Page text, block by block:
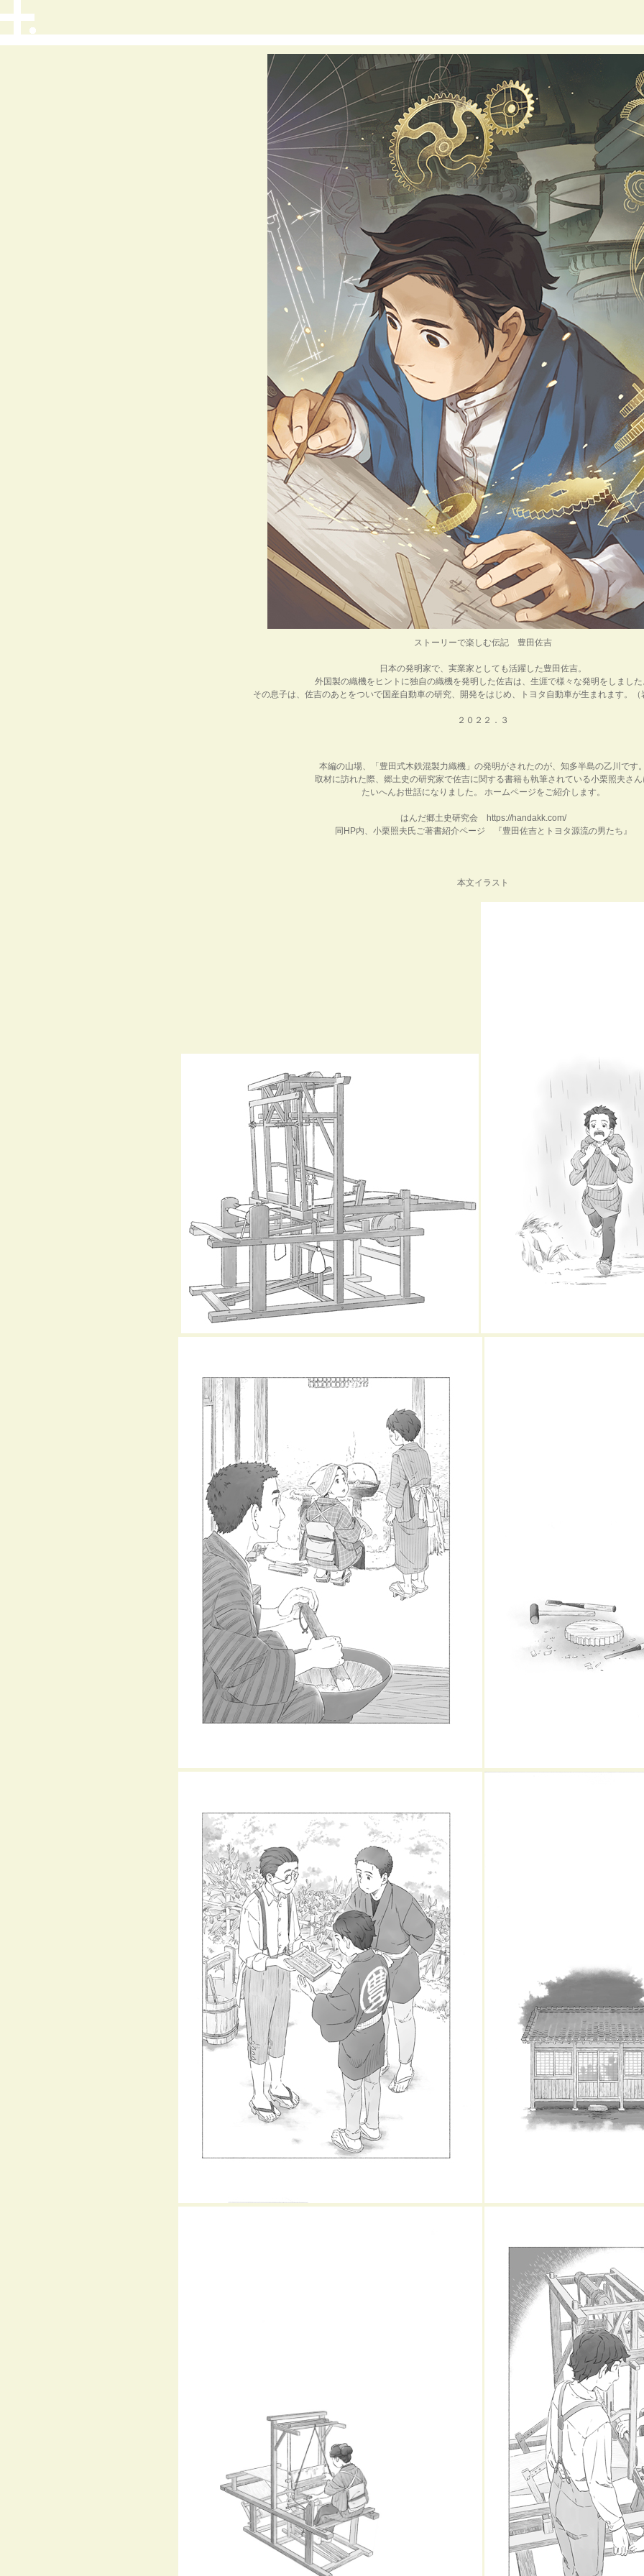
ストーリーで楽しむ伝記 豊田佐吉
日本の発明家で、実業家としても活躍した豊田佐吉。
外国製の織機をヒントに独自の織機を発明した佐吉は、生涯で様々な発明をしました
その息子は、佐吉のあとをついで国産自動車の研究、開発をはじめ、トヨタ自動車が生まれます。（
２０２２．３
本編の山場、「豊田式木鉄混製力織機」の発明がされたのが、知多半島の乙川です。
取材に訪れた際、郷土史の研究家で佐吉に関する書籍も執筆されている小栗照夫さん
たいへんお世話になりました。 ホームページをご紹介します。
はんだ郷土史研究会
https://handakk.com/
同HP内、小栗照夫氏ご著書紹介ページ
『豊田佐吉とトヨタ源流の男たち』
本文イラスト